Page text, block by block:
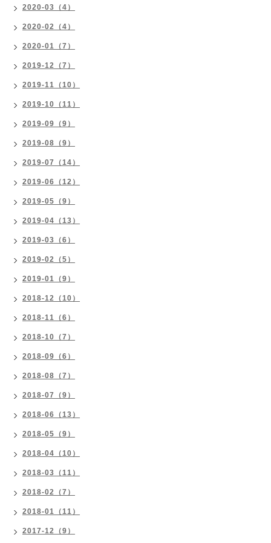
2020-03（4）
2020-02（4）
2020-01（7）
2019-12（7）
2019-11（10）
2019-10（11）
2019-09（9）
2019-08（9）
2019-07（14）
2019-06（12）
2019-05（9）
2019-04（13）
2019-03（6）
2019-02（5）
2019-01（9）
2018-12（10）
2018-11（6）
2018-10（7）
2018-09（6）
2018-08（7）
2018-07（9）
2018-06（13）
2018-05（9）
2018-04（10）
2018-03（11）
2018-02（7）
2018-01（11）
2017-12（9）